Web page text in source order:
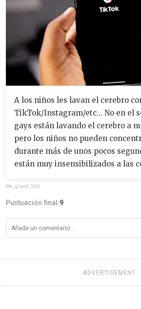
A los niños les lavan el cerebro
TikTok/Instagram/etc... No en el
gays están lavando el cerebro a
pero los niños no pueden
durante más de unos pocos
están muy insensibilizados a las
the_grand_troll
Puntuación final:9
ADVERTISEMENT